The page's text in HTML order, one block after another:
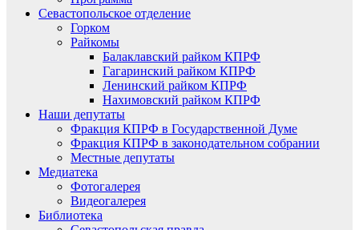
Севастопольское отделение
Горком
Райкомы
Балаклавский райком КПРФ
Гагаринский райком КПРФ
Ленинский райком КПРФ
Нахимовский райком КПРФ
Наши депутаты
Фракция КПРФ в Государственной Думе
Фракция КПРФ в законодательном собрании
Местные депутаты
Медиатека
Фотогалерея
Видеогалерея
Библиотека